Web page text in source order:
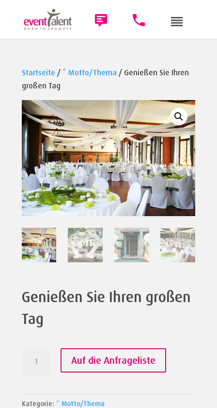
Startseite / * Motto/Thema / Genießen Sie Ihren
großen Tag
Genießen Sie Ihren großen
Tag
großen
Auf die Anfrageliste
Kategorie: * Motto/Thema